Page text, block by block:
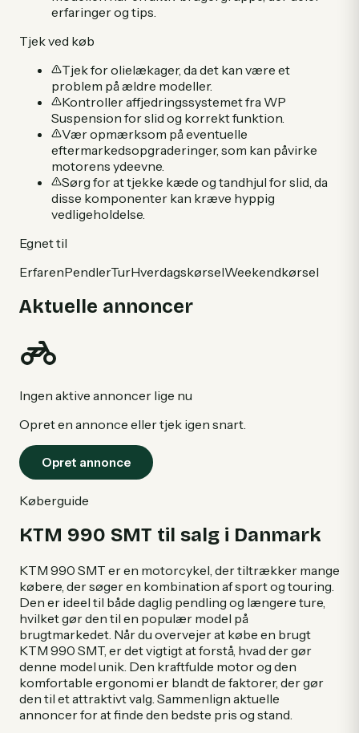
erfaringer og tips.
Tjek ved køb
Tjek for olielækager, da det kan være et
problem på ældre modeller.
Kontroller affjedringssystemet fra WP
Suspension for slid og korrekt funktion.
Vær opmærksom på eventuelle
eftermarkedsopgraderinger, som kan påvirke
motorens ydeevne.
Sørg for at tjekke kæde og tandhjul for slid, da
disse komponenter kan kræve hyppig
vedligeholdelse.
Egnet til
ErfarenPendlerTurHverdagskørselWeekendkørsel
Aktuelle annoncer
Ingen aktive annoncer lige nu
Opret en annonce eller tjek igen snart.
Opret annonce
Køberguide
KTM 990 SMT til salg i Danmark
KTM 990 SMT er en motorcykel, der tiltrækker mange
købere, der søger en kombination af sport og touring.
Den er ideel til både daglig pendling og længere ture,
hvilket gør den til en populær model på
brugtmarkedet. Når du overvejer at købe en brugt
KTM 990 SMT, er det vigtigt at forstå, hvad der gør
denne model unik. Den kraftfulde motor og den
komfortable ergonomi er blandt de faktorer, der gør
den til et attraktivt valg. Sammenlign aktuelle
annoncer for at finde den bedste pris og stand.